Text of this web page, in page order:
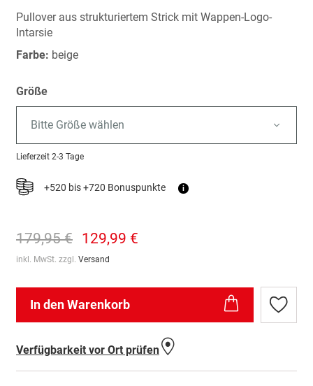
springen
Pullover aus strukturiertem Strick mit Wappen-Logo-
Intarsie
Farbe: beige
Größe
Bitte Größe wählen
Lieferzeit 2-3 Tage
+520 bis +720 Bonuspunkte i
179,95 € 129,99 €
inkl. MwSt. zzgl. Versand
In den Warenkorb
Zur
Verfügbarkeit vor Ort prüfen